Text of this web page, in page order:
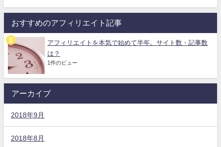
おすすめのアフィリエイト記事
アフィリエイトを本気で始めて半年。サイト数・記事数
は？
1件のビュー
アーカイブ
2018年9月
2018年8月